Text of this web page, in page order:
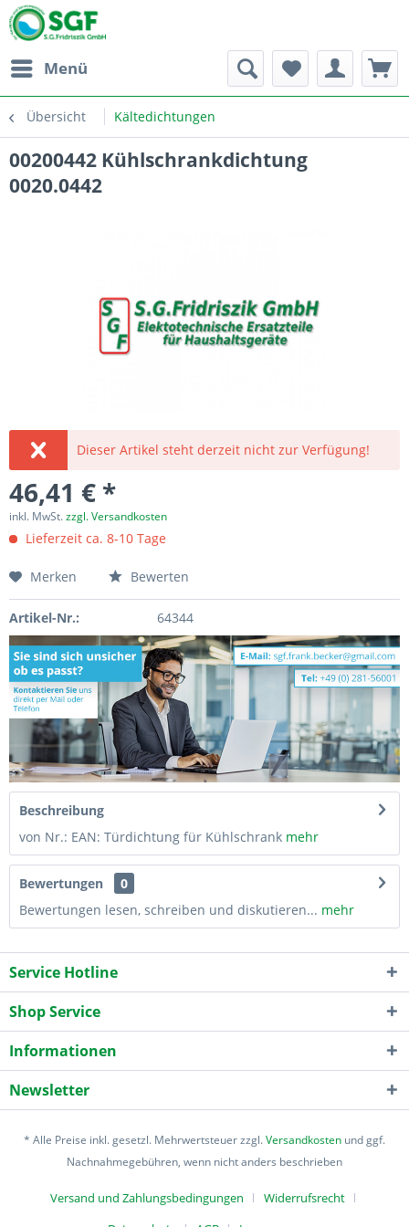
Menü
Übersicht Kältedichtungen
00200442 Kühlschrankdichtung
0020.0442
Dieser Artikel steht derzeit nicht zur Verfügung!
46,41 € *
inkl. MwSt.zzgl. Versandkosten
Lieferzeit ca. 8-10 Tage
Merken Bewerten
Artikel-Nr.: 64344
Beschreibung
von Nr.: EAN: Türdichtung für Kühlschrank mehr
Bewertungen
0
Bewertungen lesen, schreiben und diskutieren... mehr
Service Hotline
Shop Service
Informationen
Newsletter
* Alle Preise inkl. gesetzl. Mehrwertsteuer zzgl.Versandkosten und ggf.
Nachnahmegebühren, wenn nicht anders beschrieben
Versand und Zahlungsbedingungen
Widerrufsrecht